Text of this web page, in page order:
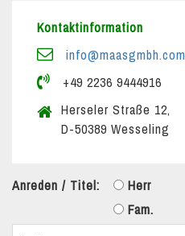
Kontaktinformation
info@maasgmbh.com
+49 2236 9444916
Herseler Straße 12,
D-50389 Wesseling
Anreden / Titel: Herr
Fam.